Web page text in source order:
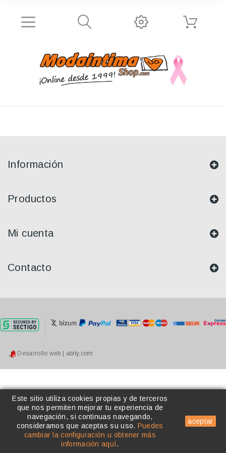
Este sitio utiliza cookies propias y de terceros
que nos permiten mejorar tu experiencia de
navegación, si continuas navegando,
consideramos que aceptas su uso. Puedes
cambiar la configuración u obtener más
información aquí.
aceptar
Información
Productos
Mi cuenta
Contacto
Desarrollo web | abity.com